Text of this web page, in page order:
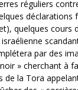
réguliers
déclarations
quelques cours
par des
noir » cherchant
de la Tora